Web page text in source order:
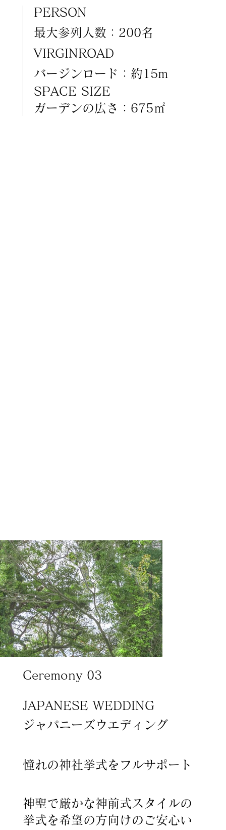
VIRGINROAD
SPACE SIZE
PERSON
最大参列人数：200名
バージンロード：約15m
ガーデンの広さ：675㎡
JAPANESE WEDDING
ジャパニーズウエディング
憧れの神社挙式をフルサポート
​Ceremony 03
神聖で厳かな神前式スタイルの
挙式を希望の方向けのご安心い